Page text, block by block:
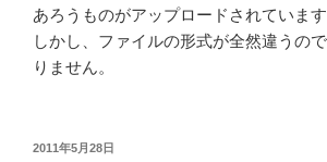
あろうものがアップロードされています
しかし、ファイルの形式が全然違うの
りません。
投
2011年5月28日